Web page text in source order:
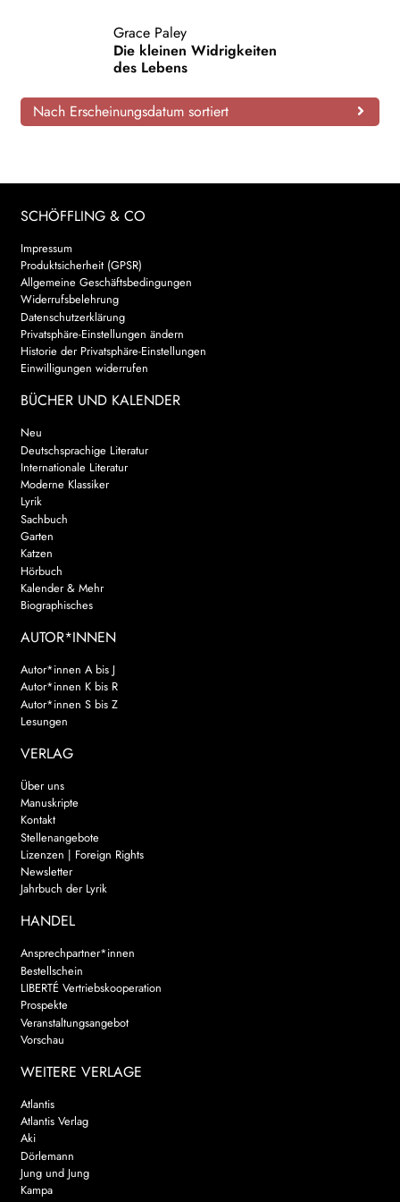
AKTUELLES
NEWSLETTER
WEITERE VERLAGE
Search:
Grace Paley
Die kleinen Widrigkeiten
des Lebens
Nach Erscheinungsdatum sortiert
SCHÖFFLING & CO
Impressum
Produktsicherheit (GPSR)
Allgemeine Geschäftsbedingungen
Widerrufsbelehrung
Datenschutzerklärung
Privatsphäre-Einstellungen ändern
Historie der Privatsphäre-Einstellungen
Einwilligungen widerrufen
BÜCHER UND KALENDER
Neu
Deutschsprachige Literatur
Internationale Literatur
Moderne Klassiker
Lyrik
Sachbuch
Garten
Katzen
Hörbuch
Kalender & Mehr
Biographisches
AUTOR*INNEN
Autor*innen A bis J
Autor*innen K bis R
Autor*innen S bis Z
Lesungen
VERLAG
Über uns
Manuskripte
Kontakt
Stellenangebote
Lizenzen | Foreign Rights
Newsletter
Jahrbuch der Lyrik
HANDEL
Ansprechpartner*innen
Bestellschein
LIBERTÉ Vertriebskooperation
Prospekte
Veranstaltungsangebot
Vorschau
WEITERE VERLAGE
Atlantis
Atlantis Verlag
Aki
Dörlemann
Jung und Jung
Kampa